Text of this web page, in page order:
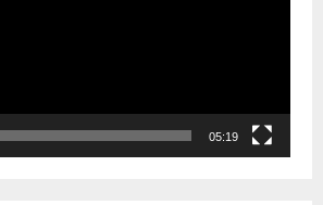
05:19